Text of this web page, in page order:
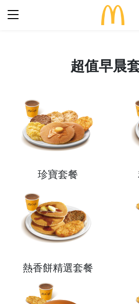
語言
English
期間限定
食品知多點
早餐「滋」多點
24小時麥麥送
關於麥當勞
歷史
餐廳設計
屢獲殊榮
企業責任
加入我們
常見問題
超值早晨
珍寶套餐
熱香餅精選套餐